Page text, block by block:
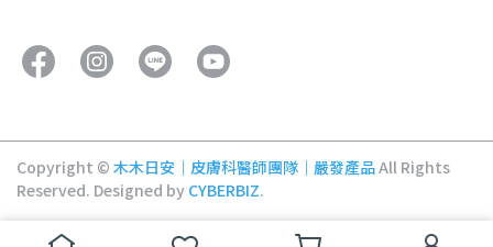
Copyright © 木木日安｜皮膚科醫師團隊｜嚴發產品All Rights
Reserved. Designed by CYBERBIZ.